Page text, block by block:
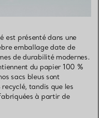
est présenté dans une
emballage date de
de durabilité modernes.
du papier 100 %
sacs bleus sont
tandis que les
à partir de